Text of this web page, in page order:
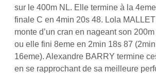
sur le 400m NL. Elle termine à la
finale C en 4min 20s 48. Lola
monte d’un cran en nageant son
ou elle fini 8eme en 2min 18s 87
16eme). Alexandre BARRY termine
en se rapprochant de sa meilleure